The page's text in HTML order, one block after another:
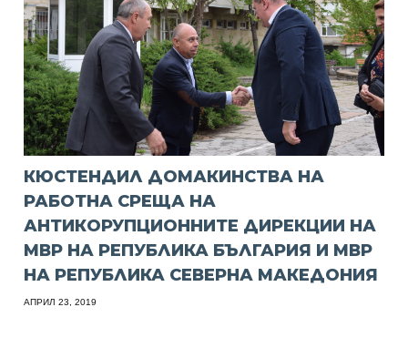
КЮСТЕНДИЛ ДОМАКИНСТВА НА
РАБОТНА СРЕЩА НА
АНТИКОРУПЦИОННИТЕ ДИРЕКЦИИ НА
МВР НА РЕПУБЛИКА БЪЛГАРИЯ И МВР
НА РЕПУБЛИКА СЕВЕРНА МАКЕДОНИЯ
АПРИЛ 23, 2019